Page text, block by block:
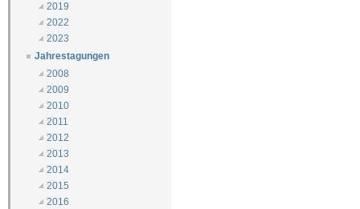
2019
2022
2023
Jahrestagungen
2008
2009
2010
2011
2012
2013
2014
2015
2016